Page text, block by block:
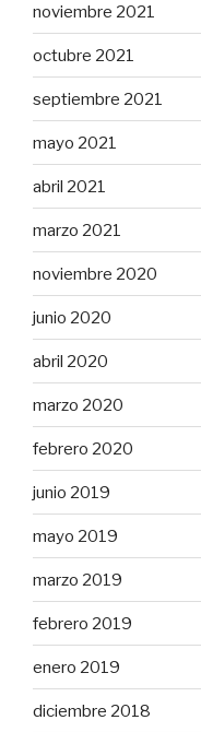
noviembre 2021
octubre 2021
septiembre 2021
mayo 2021
abril 2021
marzo 2021
noviembre 2020
junio 2020
abril 2020
marzo 2020
febrero 2020
junio 2019
mayo 2019
marzo 2019
febrero 2019
enero 2019
diciembre 2018